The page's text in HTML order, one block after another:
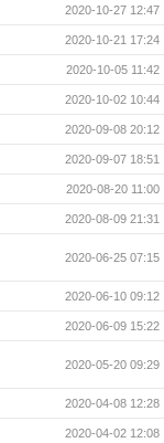
2020-10-27 12:47
2020-10-21 17:24
2020-10-05 11:42
2020-10-02 10:44
2020-09-08 20:12
2020-09-07 18:51
2020-08-20 11:00
2020-08-09 21:31
2020-06-25 07:15
2020-06-10 09:12
2020-06-09 15:22
2020-05-20 09:29
2020-04-08 12:28
2020-04-02 12:08